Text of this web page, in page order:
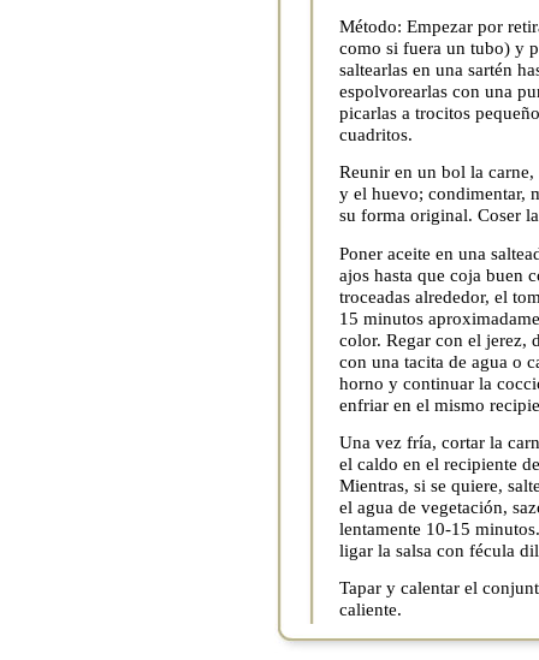
Método: Empezar por
como si fuera un tubo) y
saltearlas en una sartén
espolvorearlas con una
picarlas a trocitos
cuadritos.
Reunir en un bol la
y el huevo; condimentar,
su forma original. Coser
Poner aceite en una
ajos hasta que coja buen
troceadas alrededor, el
15 minutos
color. Regar con el jerez,
con una tacita de agua o
horno y continuar la
enfriar en el mismo
Una vez fría, cortar la
el caldo en el recipiente
Mientras, si se quiere,
el agua de vegetación,
lentamente 10-15
ligar la salsa con fécula
Tapar y calentar el
caliente.